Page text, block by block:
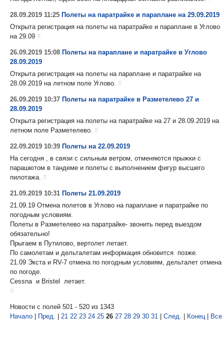
28.09.2019 11:25 Полеты на паратрайке и параплане на 29.09.2019
Открыта регистрация на полеты на паратрайке и параплане в Углово
на 29.09 #
26.09.2019 15:08 Полеты на параплане и паратрайке в Углово
28.09.2019
Открыта регистрация на полеты на параплане и паратрайке на
28.09.2019 на летном поле Углово. #
26.09.2019 10:37 Полеты на паратрайке в Разметелево 27 и
28.09.2019
Открыта регистрация на полеты на паратрайке на 27 и 28.09.2019 на
летном поле Разметелево. #
22.09.2019 10:39 Полеты на 22.09.2019
На сегодня , в связи с сильным ветром, отменяются прыжки с
парашютом в тандеме и полеты с выполнением фигур высшего
пилотажа. #
21.09.2019 10:31 Полеты 21.09.2019
21.09.19 Отмена полетов в Углово на параплане и паратрайке по
погодным условиям.
Полеты в Разметелево на паратрайке- звонить перед выездом
обязательно!
Прыгаем в Путилово, вертолет летает.
По самолетам и дельталетам информация обновится позже.
21.09 Экста и RV-7 отмена по погодным условиям, дельталет отмена
по погоде.
Cessna и Bristel летает.
#
Новости с полей 501 - 520 из 1343
Начало
Пред. 21 22 23 24 25 26 27 28 29 30 31 След. Конец Все